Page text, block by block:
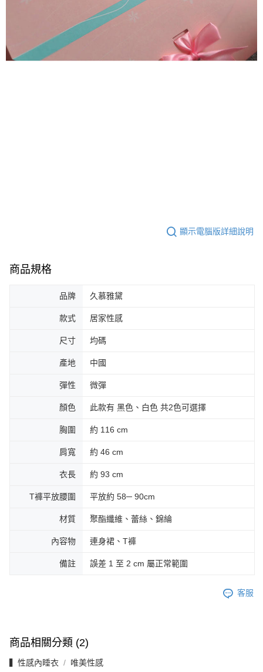
顯示電腦版詳細說明
商品規格
品牌 久慕雅黛
款式 居家性感
尺寸 均碼
產地 中國
彈性 微彈
顏色 此款有 黑色、白色 共2色可選擇
胸圍 約 116 cm
肩寬 約 46 cm
衣長 約 93 cm
T褲平放腰圍 平放約 58─ 90cm
材質 聚酯纖維、蕾絲、錦綸
內容物 連身裙、T褲
備註 誤差 1 至 2 cm 屬正常範圍
客服
商品相關分類 (2)
▍性感內睡衣 唯美性感